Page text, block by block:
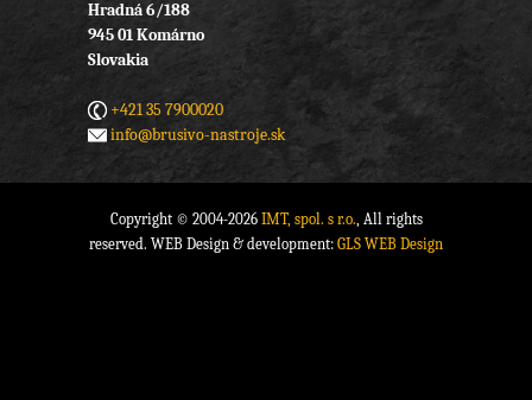
Hradná 6/188
945 01 Komárno
Slovakia
+421 35 7900020
info@brusivo-nastroje.sk
Copyright © 2004-2026 IMT, spol. s r.o., All rights
reserved. WEB Design & development: GLS WEB Design